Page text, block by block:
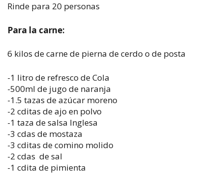
Rinde para 20 personas
Para la carne:
6 kilos de carne de pierna de cerdo o de posta
-1 litro de refresco de Cola
-500ml de jugo de naranja
-1.5 tazas de azúcar moreno
-2 cditas de ajo en polvo
-1 taza de salsa Inglesa
-3 cdas de mostaza
-3 cditas de comino molido
-2 cdas de sal
-1 cdita de pimienta